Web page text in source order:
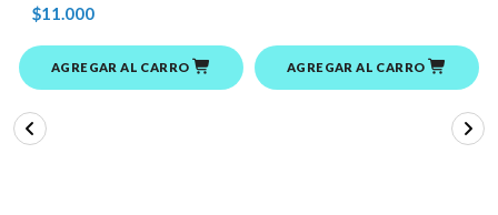
$11.000
AGREGAR AL CARRO AGREGAR AL CARRO